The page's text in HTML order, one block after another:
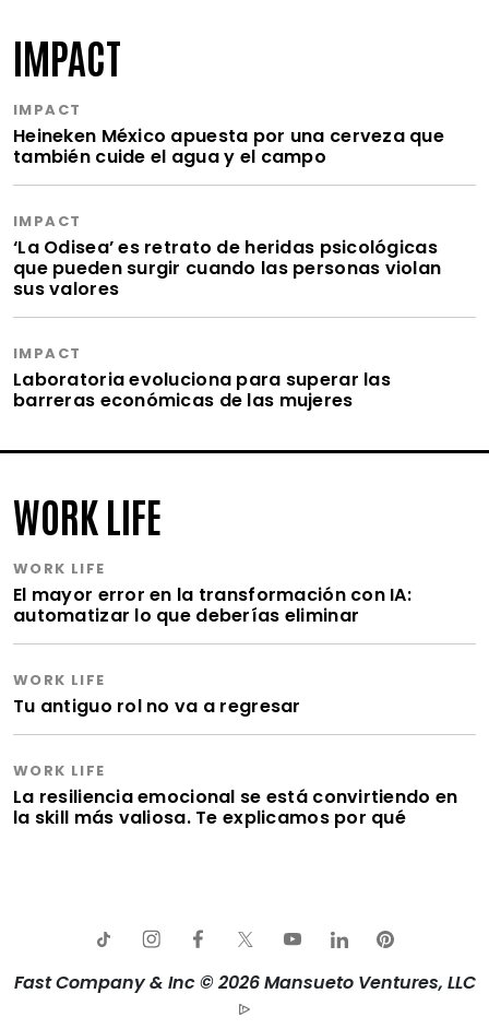
IMPACT
IMPACT
Heineken México apuesta por una cerveza que
también cuide el agua y el campo
IMPACT
‘La Odisea’ es retrato de heridas psicológicas
que pueden surgir cuando las personas violan
sus valores
IMPACT
Laboratoria evoluciona para superar las
barreras económicas de las mujeres
WORK LIFE
WORK LIFE
El mayor error en la transformación con IA:
automatizar lo que deberías eliminar
WORK LIFE
Tu antiguo rol no va a regresar
WORK LIFE
La resiliencia emocional se está convirtiendo en
la skill más valiosa. Te explicamos por qué
Fast Company & Inc © 2026 Mansueto Ventures, LLC